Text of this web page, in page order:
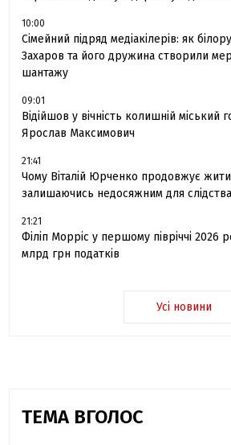
10:00
Сімейний підряд медіакілерів: як
Захаров та його дружина створили
шантажу
09:01
Відійшов у вічність колишній міський
Ярослав Максимович
21:41
Чому Віталій Юрченко продовжує
залишаючись недосяжним для слідства
21:21
Філіп Морріс у першому півріччі 2026
млрд грн податків
Усі новини
ТЕМА ВГОЛОС